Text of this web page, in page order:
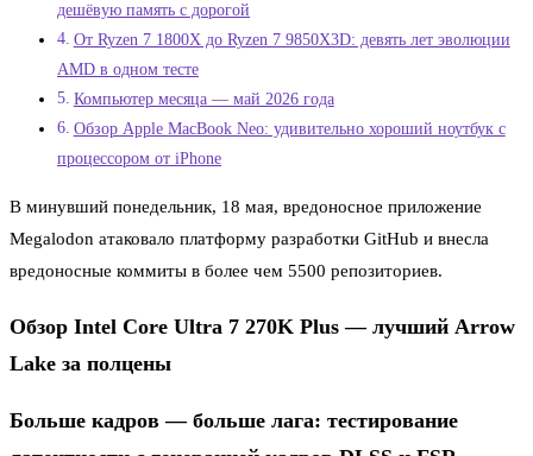
дешёвую память с дорогой
От Ryzen 7 1800X до Ryzen 7 9850X3D: девять лет эволюции
AMD в одном тесте
Компьютер месяца — май 2026 года
Обзор Apple MacBook Neo: удивительно хороший ноутбук с
процессором от iPhone
В минувший понедельник, 18 мая, вредоносное приложение
Megalodon атаковало платформу разработки GitHub и внесла
вредоносные коммиты в более чем 5500 репозиториев.
Обзор Intel Core Ultra 7 270K Plus — лучший Arrow
Lake за полцены
Больше кадров — больше лага: тестирование